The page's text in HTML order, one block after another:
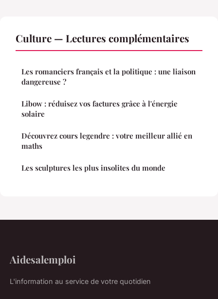
Culture — Lectures complémentaires
Les romanciers français et la politique : une liaison
dangereuse ?
Libow : réduisez vos factures grâce à l'énergie
solaire
Découvrez cours legendre : votre meilleur allié en
maths
Les sculptures les plus insolites du monde
Aidesalemploi
L'information au service de votre quotidien